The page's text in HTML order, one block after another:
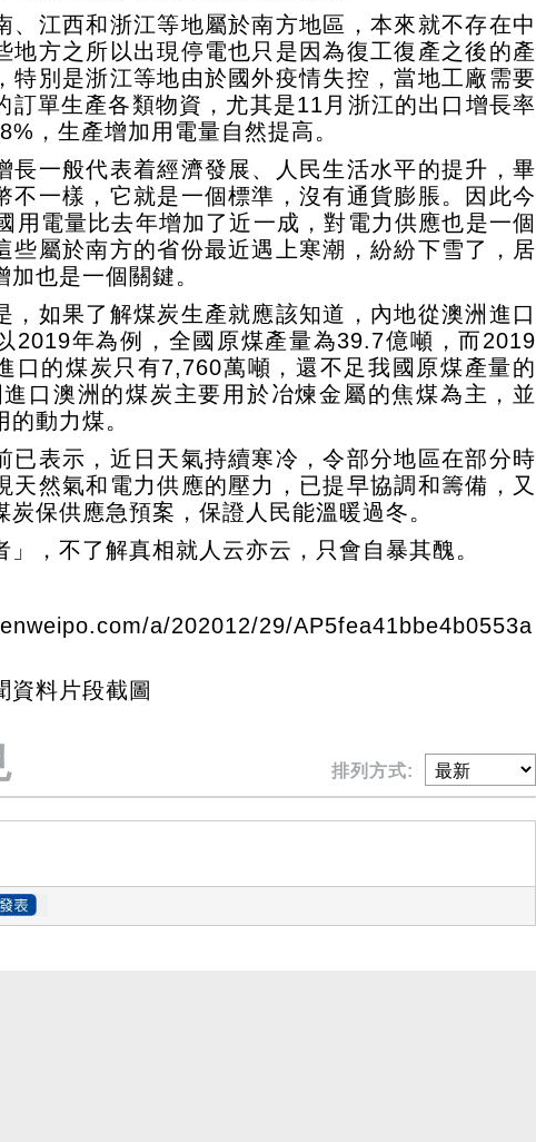
、江西和浙江等地屬於南方地區，本來就不存在中
地方之所以出現停電也只是因為復工復產之後的產
特別是浙江等地由於國外疫情失控，當地工廠需要
訂單生產各類物資，尤其是11月浙江的出口增長率
，生產增加用電量自然提高。
長一般代表着經濟發展、人民生活水平的提升，畢
不一樣，它就是一個標準，沒有通貨膨脹。因此今
用電量比去年增加了近一成，對電力供應也是一個
些屬於南方的省份最近遇上寒潮，紛紛下雪了，居
也是一個關鍵。
，如果了解煤炭生產就應該知道，內地從澳洲進口
2019年為例，全國原煤產量為39.7億噸，而2019
口的煤炭只有7,760萬噸，還不足我國原煤產量的
口澳洲的煤炭主要用於冶煉金屬的焦煤為主，並
動力煤。
已表示，近日天氣持續寒冷，令部分地區在部分時
天然氣和電力供應的壓力，已提早協調和籌備，又
炭保供應急預案，保證人民能溫暖過冬。
」，不了解真相就人云亦云，只會自暴其醜。
a/202012/29/AP5fea41bbe4b0553a
資料片段截圖
排列方式: